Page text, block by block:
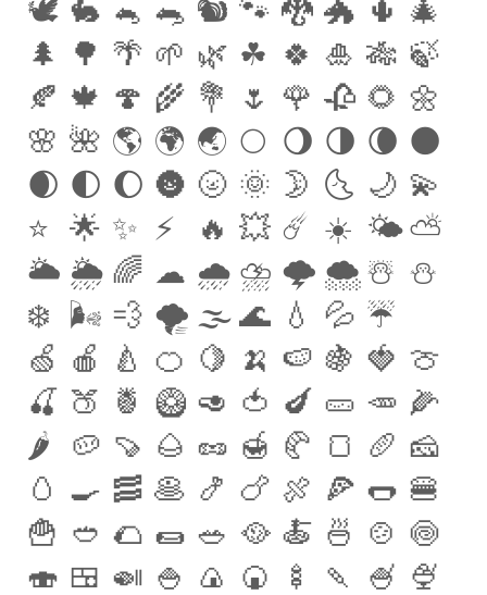
🕊 🐇 🐁 🐀 🐿 🐾 🐉 🐲 🌵 🎄
🌲
🌳 🌴 🌱 🌿 ☘ ️🍀 🎍 🎋 🍃
🍂 🍁 🍄 🌾 💐 🌷 🌹 🥀 🌻 🌼
🌸 🌺 🌎 🌍 🌏 🌕 🌖 🌗 🌘 🌑
🌒 🌓 🌔 🌚 🌝 🌞 🌛 🌜 🌙 💫
⭐️
🌟 ✨ ⚡️ 🔥 💥 ☄️ ☀️ 🌤⛅️
🌥 🌦 🌈 ☁ ️🌧 ⛈ 🌩 🌨☃️ ⛄️
❄️
🌬 💨 🌪 🌫 🌊 💧 💦 ☔️
🍏 🍎 🍐 🍊 🍋 🍌 🍉 🍇 🍓 🍈
🍒 🍑 🍍 🥝 🥑 🍅 🍆 🥒 🥕 🌽
🌶
🥔 🍠 🌰 🥜 🍯 🥐 🍞 🥖 🧀
🥚 🍳 🥓 🥞 🍤 🍗 🍖 🍕 🌭 🍔
🍟 🥙 🌮 🌯 🥗 🥘 🍝 🍜 🍲 🍥
🍣 🍱 🍛 🍚 🍙 🍘 🍢 🍡 🍧 🍨